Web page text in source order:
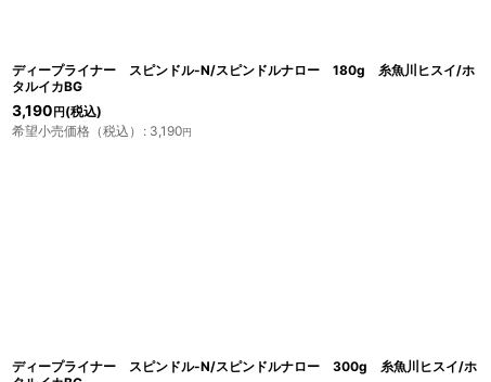
ディープライナー スピンドル-N/スピンドルナロー 180g 糸魚川ヒスイ/ホ
タルイカBG
3,190 円 (税込)
希望小売価格（税込） : 3,190円
ディープライナー スピンドル-N/スピンドルナロー 300g 糸魚川ヒスイ/ホ